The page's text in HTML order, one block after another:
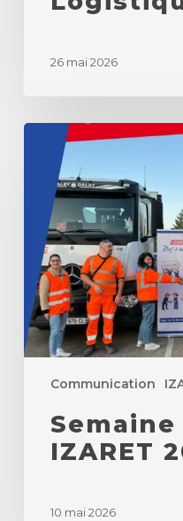
26 mai 2026
Communication
Semaine
sécurité
IZARET
IZARET
10 mai 2026